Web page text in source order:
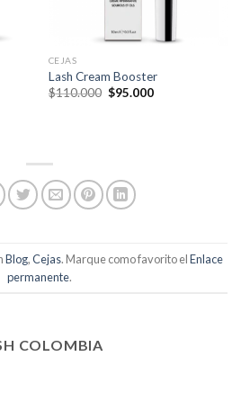
CEJAS
Lash Cream Booster
$110.000 El
$95.000El
Blog,Cejas. Marque como favorito elEnlace
permanente.
COLOMBIA